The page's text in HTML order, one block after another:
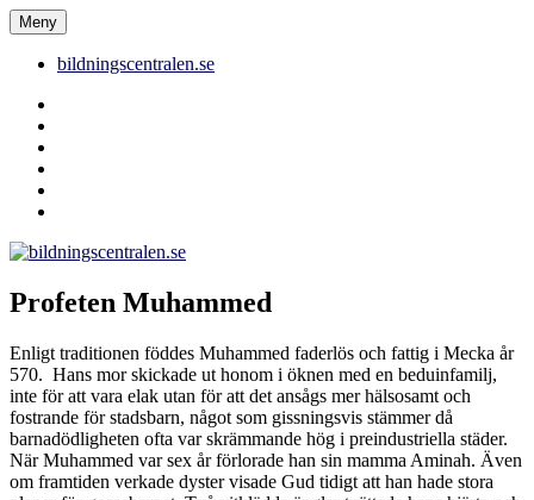
Hoppa
till
innehåll
bildningscentralen.se
Meny
bildningscentralen.se
Profeten Muhammed
Enligt traditionen föddes Muhammed faderlös och fattig i Mecka år
570. Hans mor skickade ut honom i öknen med en beduinfamilj,
inte för att vara elak utan för att det ansågs mer hälsosamt och
fostrande för stadsbarn, något som gissningsvis stämmer då
barnadödligheten ofta var skrämmande hög i preindustriella städer.
När Muhammed var sex år förlorade han sin mamma Aminah. Även
om framtiden verkade dyster visade Gud tidigt att han hade stora